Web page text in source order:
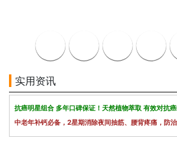
实用资讯
抗癌明星组合 多年口碑保证！天然植物萃取 有效对抗
中老年补钙必备，2星期消除夜间抽筋、腰背疼痛，防